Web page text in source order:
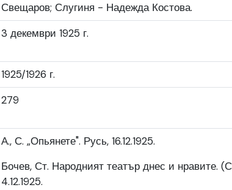
Свещаров; Слугиня - Надежда Костова.
3 декември 1925 г.
1925/1926 г.
279
А., С. „Опьянете". Русь, 16.12.1925.
Бочев, Ст. Народният театър днес и нравите.
4.12.1925.